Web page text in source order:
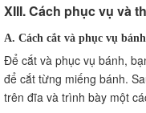
XIII. Cách phục vụ và
A. Cách cắt và phục vụ bánh
Để cắt và phục vụ bánh,
để cắt từng miếng bánh.
trên đĩa và trình bày một